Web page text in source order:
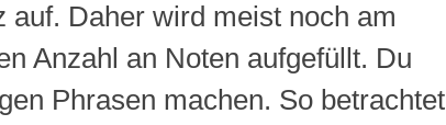
auf. Daher wird meist noch am
Anzahl an Noten aufgefüllt. Du
Phrasen machen. So betrachtet